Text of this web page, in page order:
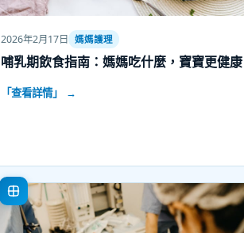
2026年2月17日 媽媽護理
哺乳期飲食指南：媽媽吃什麼，寶寶更健康
「查看詳情」 →